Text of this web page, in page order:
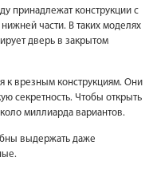
принадлежат конструкции с
части. В таких моделях
дверь в закрытом
к врезным конструкциям. Они
секретность. Чтобы открыть
миллиарда вариантов.
выдержать даже